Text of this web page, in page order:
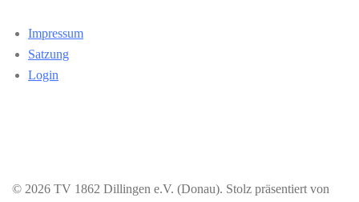
Impressum
Satzung
Login
© 2026 TV 1862 Dillingen e.V. (Donau). Stolz präsentiert von